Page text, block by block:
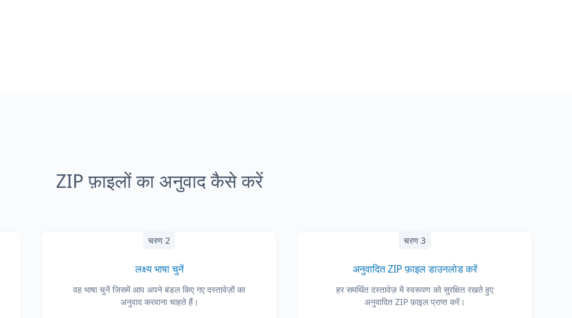
ZIP फ़ाइलों का अनुवाद कैसे करें
चरण 2
लक्ष्य भाषा चुनें
वह भाषा चुनें जिसमें आप अपने बंडल किए गए दस्तावेज़ों का
अनुवाद करवाना चाहते हैं।
चरण 3
अनुवादित ZIP फ़ाइल डाउनलोड करें
हर समर्थित दस्तावेज़ में स्वरूपण को सुरक्षित रखते हुए
अनुवादित ZIP फ़ाइल प्राप्त करें।